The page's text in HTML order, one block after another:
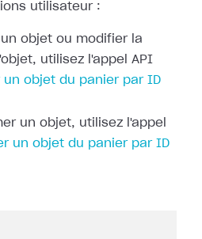
utilisateur :
objet ou modifier la
utilisez l'appel API
un objet du panier par ID
un objet, utilisez l'appel
un objet du panier par ID